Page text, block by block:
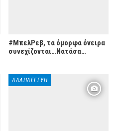
#ΜπελΡεβ, τα όμορφα όνειρα
συνεχίζονται…Νατάσα…
ΑΛΛΗΛΕΓΓΎΗ